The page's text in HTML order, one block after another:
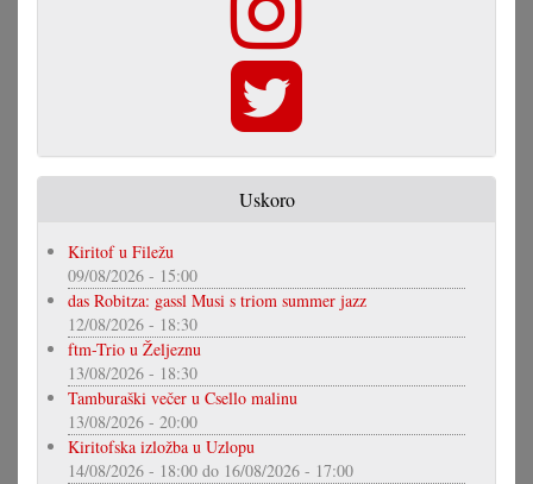
Uskoro
Kiritof u Filežu
09/08/2026 - 15:00
das Robitza: gassl Musi s triom summer jazz
12/08/2026 - 18:30
ftm-Trio u Željeznu
13/08/2026 - 18:30
Tamburaški večer u Csello malinu
13/08/2026 - 20:00
Kiritofska izložba u Uzlopu
14/08/2026 - 18:00 do 16/08/2026 - 17:00